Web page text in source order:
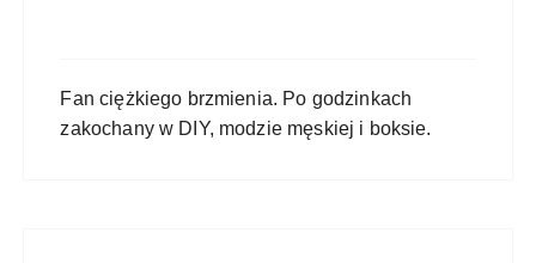
Fan ciężkiego brzmienia. Po godzinkach
zakochany w DIY, modzie męskiej i boksie.